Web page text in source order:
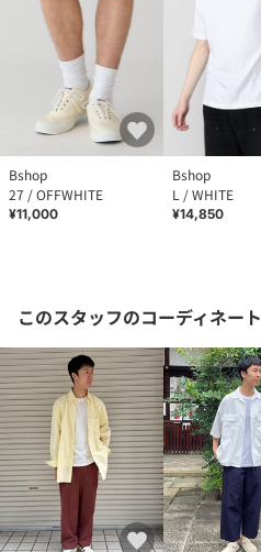
Bshop
27 / OFFWHITE
¥11,000
Bshop
L / WHITE
¥14,850
このスタッフのコーディネート